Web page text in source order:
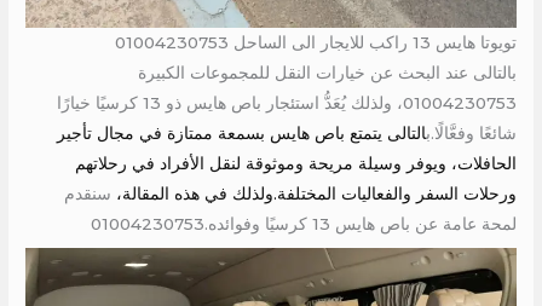
تويوتا هايس 13 راكب للايجار الى الساحل 01004230753
بالتالى عند البحث عن خيارات النقل للمجموعات الكبيرة
01004230753، ولذلك يُعَدُّ استئجار باص هايس ذو 13 كرسيًا خيارًا
شائعًا وفعَّالًا.بالتالى يتمتع باص هايس بسمعة ممتازة في مجال تأجير
الحافلات، ويوفر وسيلة مريحة وموثوقة لنقل الأفراد في رحلاتهم
ورحلات السفر والفعاليات المختلفة.ولذلك في هذه المقالة، سنقدم
لمحة عامة عن باص هايس 13 كرسيًا وفوائده.01004230753